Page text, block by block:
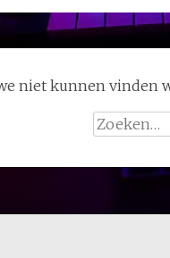
niet kunnen vinden
Zoeken
naar: